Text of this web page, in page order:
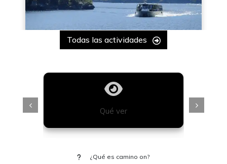
Todas las actividades
Qué ver
¿Qué es camino on?